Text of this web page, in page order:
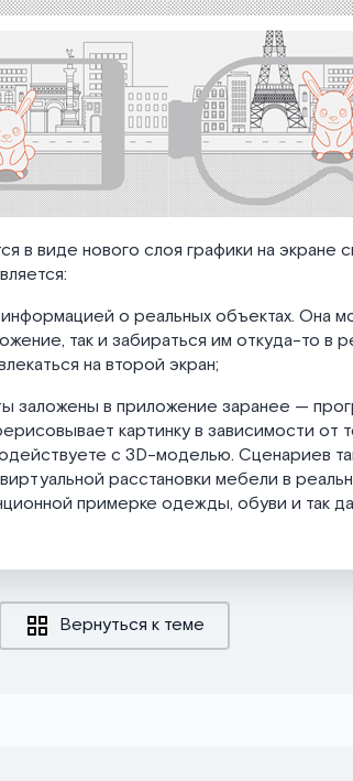
в виде нового слоя графики на экране
о реальных объектах. Она
так и забираться им откуда-то в
на второй экран;
заложены в приложение заранее —
картинку в зависимости от
с 3D-моделью. Сценариев
расстановки мебели в
примерке одежды, обуви и так
Вернуться к теме